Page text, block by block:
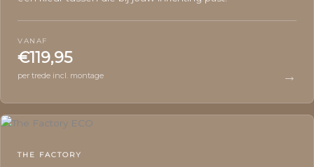
VANAF
€119,95
per trede incl. montage →
THE FACTORY